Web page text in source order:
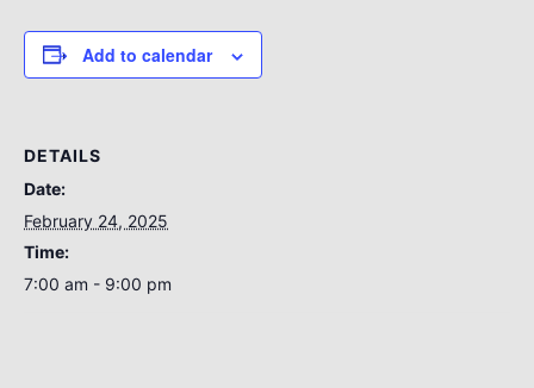
Add to calendar
DETAILS
Date:
February 24, 2025
Time:
7:00 am - 9:00 pm